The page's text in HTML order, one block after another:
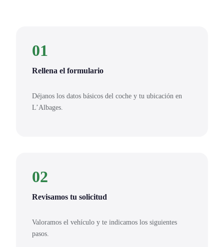
01
Rellena el formulario
Déjanos los datos básicos del coche y tu ubicación en
L’Albages.
02
Revisamos tu solicitud
Valoramos el vehículo y te indicamos los siguientes
pasos.